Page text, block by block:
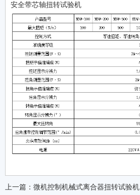
安全带芯轴扭转试验机
上一篇： 微机控制机械式离合器扭转试验机